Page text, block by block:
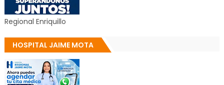
Regional Enriquillo
HOSPITAL JAIME MOTA